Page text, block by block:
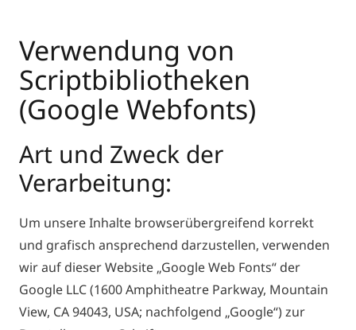
Verwendung von
Scriptbibliotheken
(Google Webfonts)
Art und Zweck der
Verarbeitung:
Um unsere Inhalte browserübergreifend korrekt
und grafisch ansprechend darzustellen, verwenden
wir auf dieser Website „Google Web Fonts“ der
Google LLC (1600 Amphitheatre Parkway, Mountain
View, CA 94043, USA; nachfolgend „Google“) zur